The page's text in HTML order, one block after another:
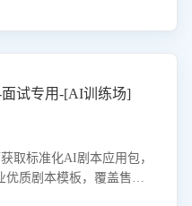
试专用-[AI训练场]
取标准化AI剧本应用包，
优质剧本模板，覆盖售前